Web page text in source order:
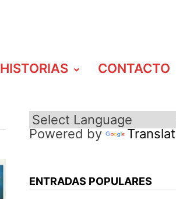
HISTORIAS CONTACTO
Powered by
ENTRADAS POPULARES